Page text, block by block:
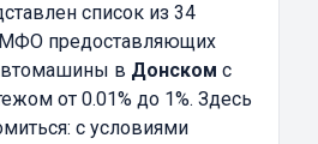
список из 34
предоставляющих
в Донском с
от 0.01% до 1%. Здесь
с условиями